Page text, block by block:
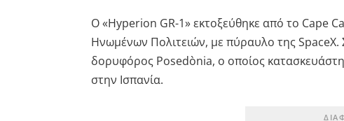
Ο «Hyperion GR-1» εκτοξεύθηκε από το Cape
Ηνωμένων Πολιτειών, με πύραυλο της SpaceX.
δορυφόρος Posedònia, ο οποίος
στην Ισπανία.